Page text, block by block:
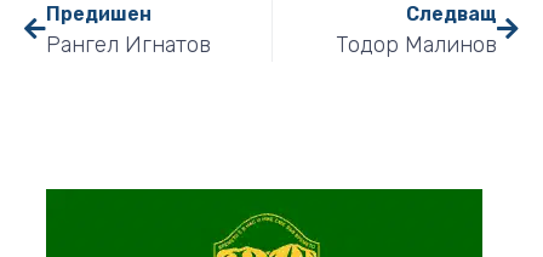
Предишен
Рангел Игнатов
Следващ
Тодор Малинов